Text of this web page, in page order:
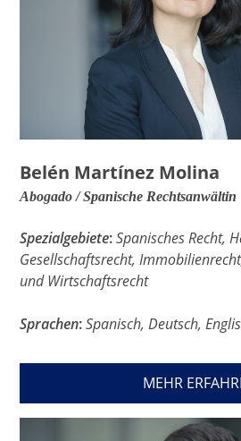
Belén Martínez Molina
Abogado / Spanische Rechtsanwältin
Spezialgebiete: Spanisches Recht,
Gesellschaftsrecht,
und Wirtschaftsrecht
Sprachen: Spanisch, Deutsch,
MEHR